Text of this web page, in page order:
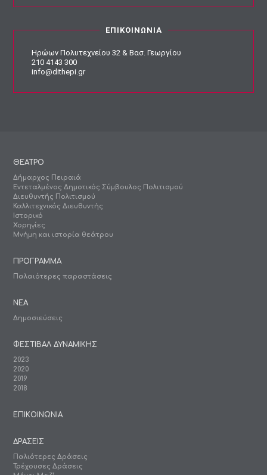
ΕΠΙΚΟΙΝΩΝΙΑ
Ηρώων Πολυτεχνείου 32 & Βασ. Γεωργίου
210 4143 300
info@dithepi.gr
ΘΕΑΤΡΟ
Δήμαρχος Πειραιά
Εντεταλμένος Δημοτικός Σύμβουλος Πολιτισμού
Διευθυντής Πολιτισμού
Καλλιτεχνικός Διευθυντής
Ιστορικό
Χορηγίες
Μνήμη και ιστορία θεάτρου
ΠΡΟΓΡΑΜΜΑ
Παλαιότερες παραστάσεις
ΝΕΑ
Δημοσιεύσεις
ΦΕΣΤΙΒΑΛ ΔΥΝΑΜΙΚΗΣ
2023
2020
2019
2018
ΕΠΙΚΟΙΝΩΝΙΑ
ΔΡΑΣΕΙΣ
Παλιότερες Δράσεις
Τρέχουσες Δράσεις